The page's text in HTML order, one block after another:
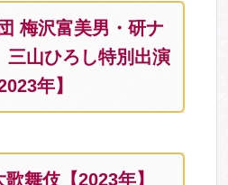
梅沢富美男・研ナ
山ひろし特別出演
年】
舞伎【2023年】